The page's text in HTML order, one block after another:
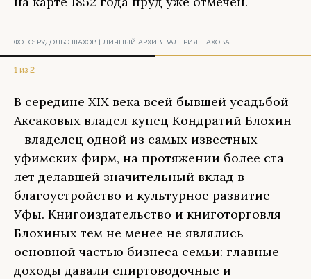
ФОТО: РУДОЛЬФ ШАХОВ | ЛИЧНЫЙ АРХИВ ВАЛЕРИЯ ШАХОВА
1 из 2
В середине XIX века всей бывшей усадьбой
Аксаковых владел купец Кондратий Блохин
– владелец одной из самых известных
уфимских фирм, на протяжении более ста
лет делавшей значительный вклад в
благоустройство и культурное развитие
Уфы. Книгоиздательство и книготорговля
Блохиных тем не менее не являлись
основной частью бизнеса семьи: главные
доходы давали спиртоводочные и